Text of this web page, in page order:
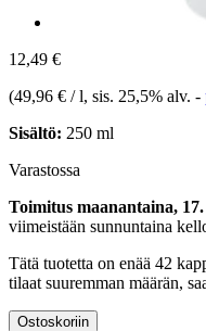
12,49 €
(49,96 € / l, sis. 25,5% alv. -
Sisältö: 250 ml
Varastossa
Toimitus maanantaina,
viimeistään sunnuntaina
Tätä tuotetta on enää 42
tilaat suuremman määrän,
Ostoskoriin